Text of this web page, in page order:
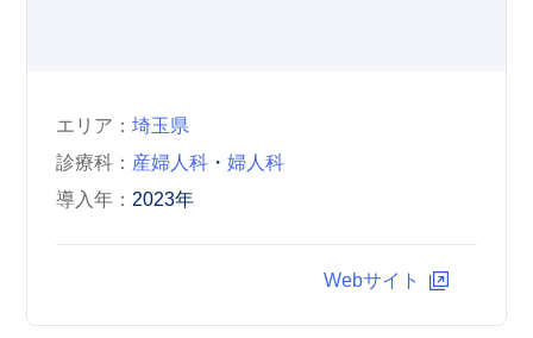
エリア
埼玉県
診療科
産婦人科 ・婦人科
導入年
2023年
Webサイト